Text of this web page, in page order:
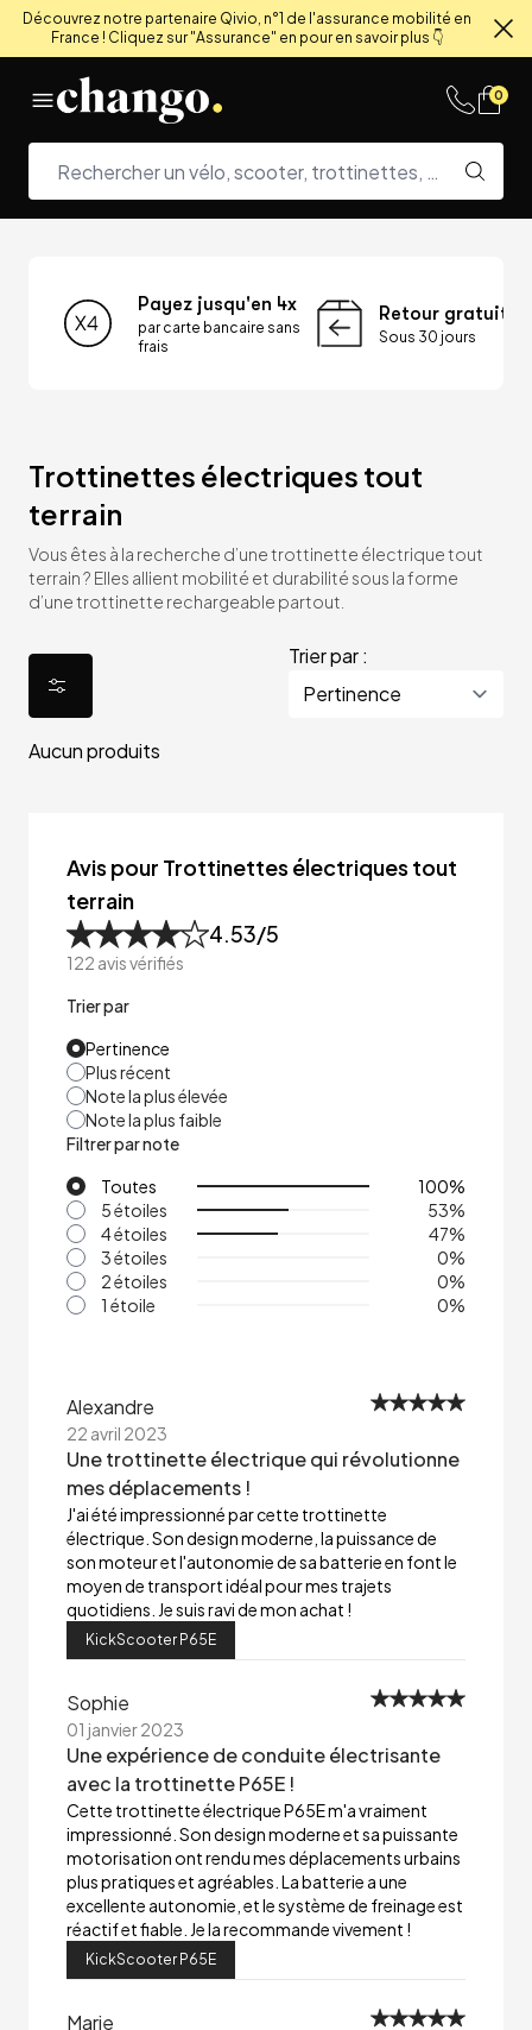
Découvrez notre partenaire Qivio, n°1 de l'assurance mobilité en
France ! Cliquez sur "Assurance" en pour en savoir plus 👇
0
Payez jusqu'en 4x
par carte bancaire sans
frais
Retour gratuit
Sous 30 jours
Trottinettes électriques tout
terrain
Vous êtes à la recherche d’une trottinette électrique tout
terrain ? Elles allient mobilité et durabilité sous la forme
d’une trottinette rechargeable partout.
Trier par :
Aucun produits
Avis pour Trottinettes électriques tout
terrain
4.53/5
122 avis vérifiés
Trier par
Pertinence
Plus récent
Note la plus élevée
Note la plus faible
Filtrer par note
Toutes
100%
5 étoiles
53%
4 étoiles
47%
3 étoiles
0%
2 étoiles
0%
1 étoile
0%
Alexandre
22 avril 2023
Une trottinette électrique qui révolutionne
mes déplacements !
J'ai été impressionné par cette trottinette
électrique. Son design moderne, la puissance de
son moteur et l'autonomie de sa batterie en font le
moyen de transport idéal pour mes trajets
quotidiens. Je suis ravi de mon achat !
KickScooter P65E
Sophie
01 janvier 2023
Une expérience de conduite électrisante
avec la trottinette P65E !
Cette trottinette électrique P65E m'a vraiment
impressionné. Son design moderne et sa puissante
motorisation ont rendu mes déplacements urbains
plus pratiques et agréables. La batterie a une
excellente autonomie, et le système de freinage est
réactif et fiable. Je la recommande vivement !
KickScooter P65E
Marie